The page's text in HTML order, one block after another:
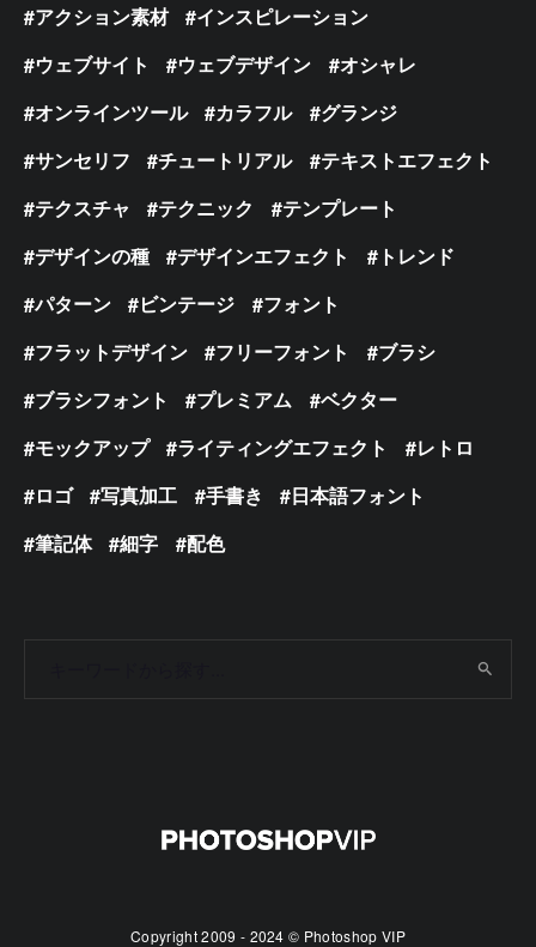
アクション素材
インスピレーション
ウェブサイト
ウェブデザイン
オシャレ
オンラインツール
カラフル
グランジ
サンセリフ
チュートリアル
テキストエフェクト
テクスチャ
テクニック
テンプレート
デザインの種
デザインエフェクト
トレンド
パターン
ビンテージ
フォント
フラットデザイン
フリーフォント
ブラシ
ブラシフォント
プレミアム
ベクター
モックアップ
ライティングエフェクト
レトロ
ロゴ
写真加工 手書き
日本語フォント
筆記体
細字 配色
Copyright 2009 - 2024 © Photoshop VIP